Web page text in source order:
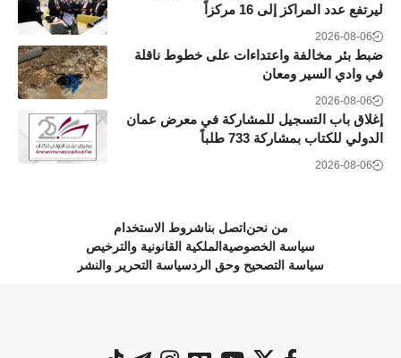
ليرتفع عدد المراكز إلى 16 مركزاً
2026-08-06
ضبط بئر مخالفة واعتداءات على خطوط ناقلة
في وادي السير ومعان
2026-08-06
إغلاق باب التسجيل للمشاركة في معرض عمان
الدولي للكتاب بمشاركة 733 طلباً
2026-08-06
من نحن اتصل بناشروط الاستخدام
سياسة الخصوصية الملكية القانونية والترخيص
سياسة التصحيح وحق الردسياسة التحرير والنشر